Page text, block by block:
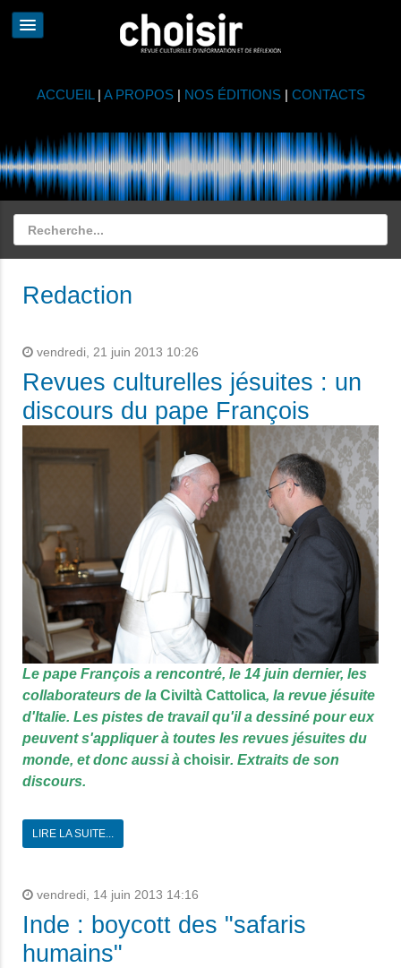
ACCUEIL | A PROPOS| NOS ÉDITIONS| CONTACTS
Redaction
vendredi, 21 juin 2013 10:26
Revues culturelles jésuites : un
discours du pape François
Le pape François a rencontré, le 14 juin dernier, les
collaborateurs de la Civiltà Cattolica, la revue jésuite
d'Italie. Les pistes de travail qu'il a dessiné pour eux
peuvent s'appliquer à toutes les revues jésuites du
monde, et donc aussi à choisir. Extraits de son
discours.
LIRE LA SUITE...
vendredi, 14 juin 2013 14:16
Inde : boycott des "safaris
humains"